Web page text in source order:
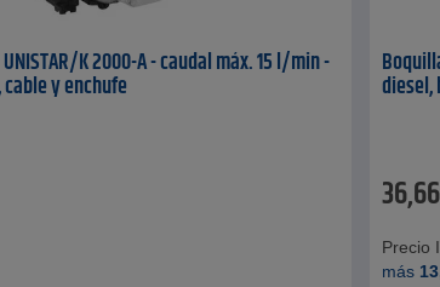
K 2000-A - caudal máx. 15 l/min -
y enchufe diesel,
36,66
Precio
más